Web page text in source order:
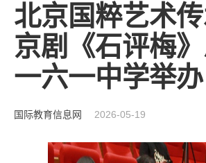
北京国粹艺术
京剧《石评梅
一六一中学举办
国际教育信息网 2026-05-19